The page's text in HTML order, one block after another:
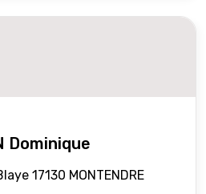
Dominique
17130 MONTENDRE